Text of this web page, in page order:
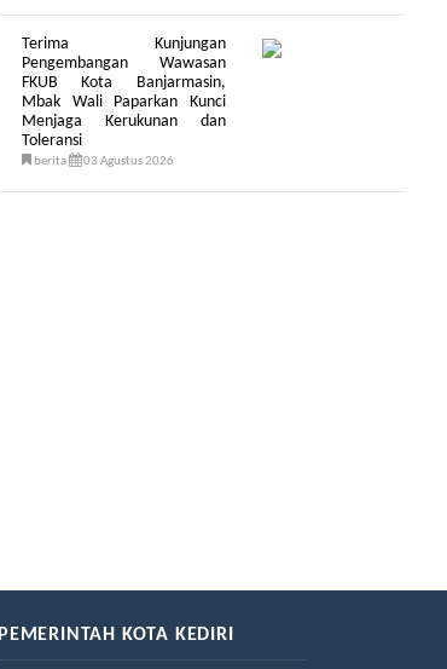
Terima Kunjungan
Pengembangan Wawasan
FKUB Kota Banjarmasin,
Mbak Wali Paparkan Kunci
Menjaga Kerukunan dan
Toleransi
berita 03 Agustus 2026
PEMERINTAH KOTA KEDIRI